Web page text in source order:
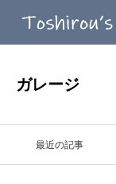
ガレージ
最近の記事